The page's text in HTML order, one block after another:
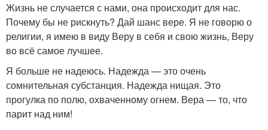
Жизнь не случается с нами, она происходит для нас.
Почему бы не рискнуть? Дай шанс вере. Я не говорю о
религии, я имею в виду Веру в себя и свою жизнь, Веру
во всё самое лучшее.
Я больше не надеюсь. Надежда — это очень
сомнительная субстанция. Надежда нищая. Это
прогулка по полю, охваченному огнем. Вера — то, что
парит над ним!